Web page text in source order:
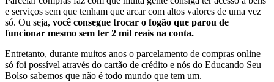
e serviços sem que tenham que arcar com altos valores de uma vez
só. Ou seja, você consegue trocar o fogão que parou de
funcionar mesmo sem ter 2 mil reais na conta.
Entretanto, durante muitos anos o parcelamento de compras online
só foi possível através do cartão de crédito e nós do Educando Seu
Bolso sabemos que não é todo mundo que tem um.